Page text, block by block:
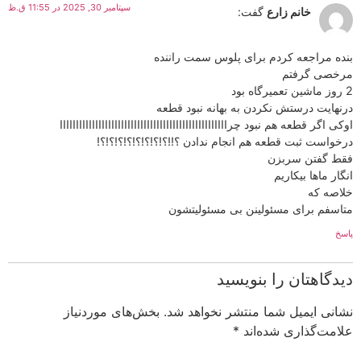
خانم زارع گفت: سپتامبر 30, 2025 در 11:55 ق.ظ
بنده مراجعه کردم برای پلوس سمت راننده
مرخصی گرفتم
2 روز ماشین تعمیرگاه بود
درنهایت درستش نکردن به بهانه نبود قطعه
اوکی اگر قطعه هم نبود چراااااااااااااااااااااااااااااااااااااااااااااااااااا
درخواست ثبت قطعه هم انجام ندادن ؟!!؟!؟!؟!؟!؟!؟!؟!؟!
فقط گفتن سربزن
انگار ماها بیکاریم
خلاصه که
متاسفم برای مسئولینن بی مسئولیتشون
پاسخ
دیدگاهتان را بنویسید
نشانی ایمیل شما منتشر نخواهد شد. بخش‌های موردنیاز
علامت‌گذاری شده‌اند*